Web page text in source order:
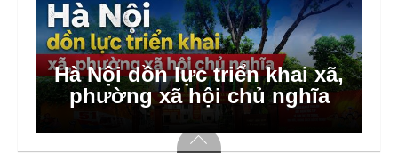
Hà Nội dồn lực triển khai xã,
phường xã hội chủ nghĩa